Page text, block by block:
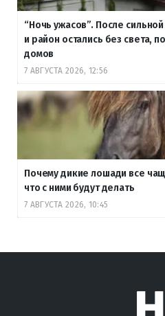
“Ночь ужасов”. После
и район остались без света,
домов
7 АВГУСТА 2026, 12:56
Почему дикие лошади все
что с ними будут делать
7 АВГУСТА 2026, 10:45